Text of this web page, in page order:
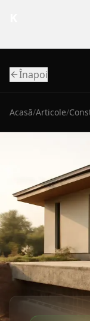
Înapoi
Acasă/Articole/